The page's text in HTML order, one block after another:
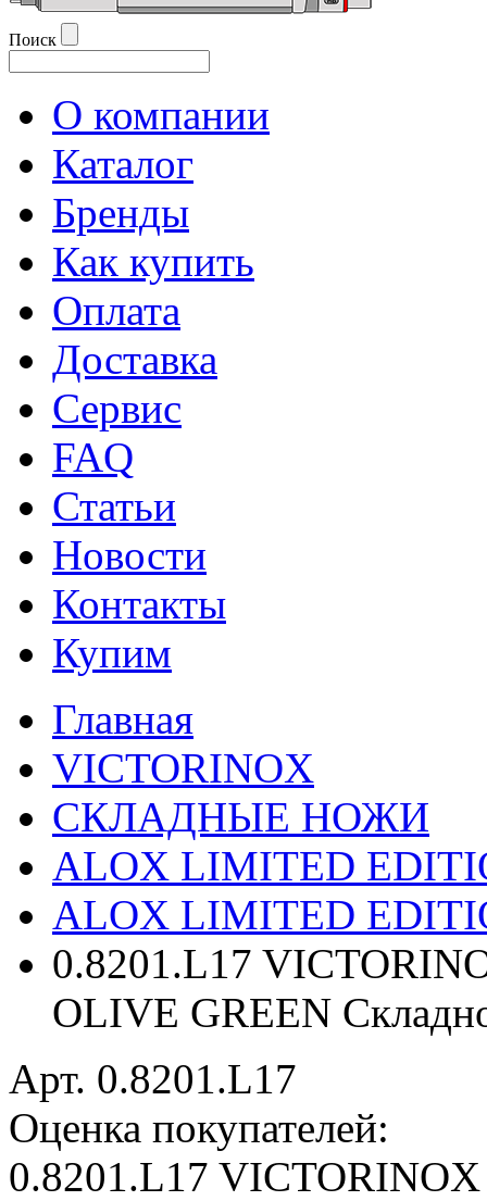
Поиск
О компании
Каталог
Бренды
Как купить
Оплата
Доставка
Сервис
FAQ
Статьи
Новости
Контакты
Купим
Главная
VICTORINOX
СКЛАДНЫЕ НОЖИ
ALOX LIMITED
ALOX LIMITED
0.8201.L17
OLIVE GREEN
Арт. 0.8201.L17
Оценка покупателей:
0.8201.L17